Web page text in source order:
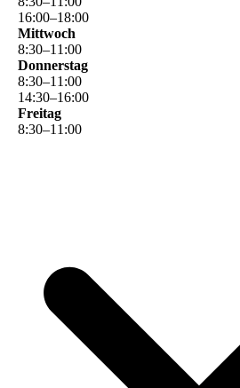
16:00–18:00
Mittwoch
8:30–11 :00
Donnerstag
8:30–11 :00
14:30–16:00
Freitag
8:30–11 :00